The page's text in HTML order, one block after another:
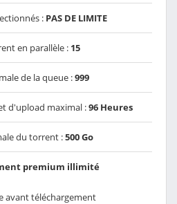
: PAS DE LIMITE
en parallèle : 15
de la queue :999
d'upload maximal :96 Heures
du torrent :500 Go
premium illimité
avant téléchargement